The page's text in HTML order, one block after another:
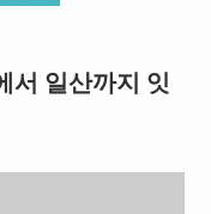
서 일산까지 잇